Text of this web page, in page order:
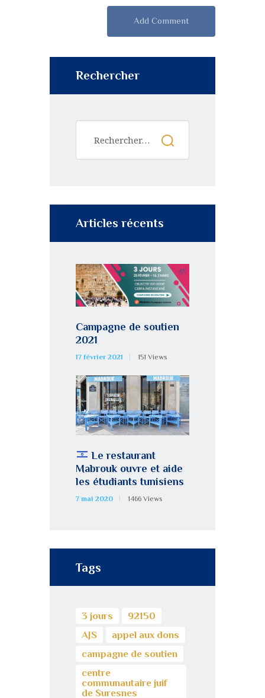
Rechercher
Articles récents
Campagne de soutien
2021
17 février 2021 151 Views
Le restaurant
Mabrouk ouvre et aide
les étudiants tunisiens
7 mai 2020 1466 Views
Tags
3 jours
92150
AJS
appel aux dons
campagne de soutien
centre
communautaire juif
de Suresnes